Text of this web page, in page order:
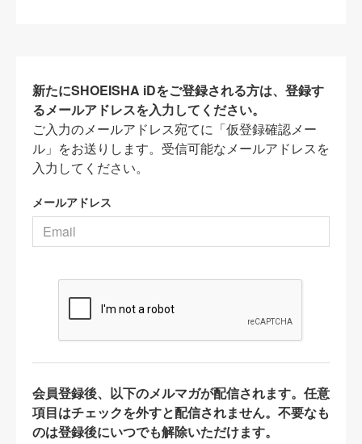
新たにSHOEISHA iDをご登録される方は、登録す
るメールアドレスを入力してください。
ご入力のメールアドレス宛てに「仮登録確認メー
ル」をお送りします。受信可能なメールアドレスを
入力してください。
メールアドレス
会員登録後、以下のメルマガが配信されます。任意
項目はチェックを外すと配信されません。不要なも
のは登録後にいつでも解除いただけます。